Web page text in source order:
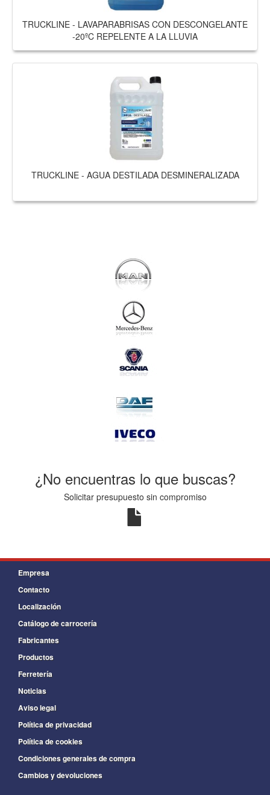
TRUCKLINE - LAVAPARABRISAS CON DESCONGELANTE
-20ºC REPELENTE A LA LLUVIA
TRUCKLINE - AGUA DESTILADA DESMINERALIZADA
¿No encuentras lo que buscas?
Solicitar presupuesto sin compromiso
Empresa
Contacto
Localización
Catálogo de carrocería
Fabricantes
Productos
Ferretería
Noticias
Aviso legal
Política de privacidad
Política de cookies
Condiciones generales de compra
Cambios y devoluciones